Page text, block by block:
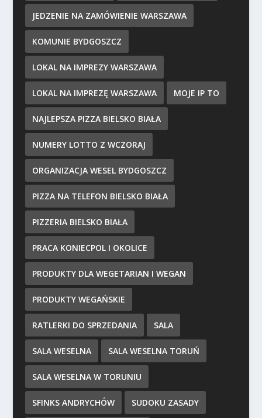
JEDZENIE NA ZAMÓWIENIE WARSZAWA
KOMUNIE BYDGOSZCZ
LOKAL NA IMPREZY WARSZAWA
LOKAL NA IMPREZĘ WARSZAWA MOJE IP TO
NAJLEPSZA PIZZA BIELSKO BIAŁA
NUMERY LOTTO Z WCZORAJ
ORGANIZACJA WESEL BYDGOSZCZ
PIZZA NA TELEFON BIELSKO BIAŁA
PIZZERIA BIELSKO BIAŁA
PRACA KONIECPOL I OKOLICE
PRODUKTY DLA WEGETARIAN I WEGAN
PRODUKTY WEGAŃSKIE
RATLERKI DO SPRZEDANIA SALA
SALA WESELNA SALA WESELNA TORUŃ
SALA WESELNA W TORUNIU
SFINKS ANDRYCHÓW SUDOKU ZASADY